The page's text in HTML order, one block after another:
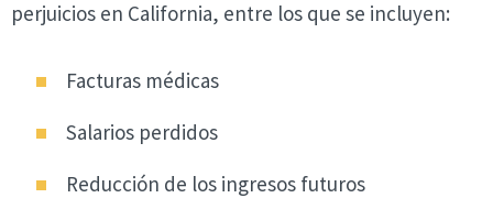
perjuicios en California, entre los que se incluyen:
Facturas médicas
Salarios perdidos
Reducción de los ingresos futuros